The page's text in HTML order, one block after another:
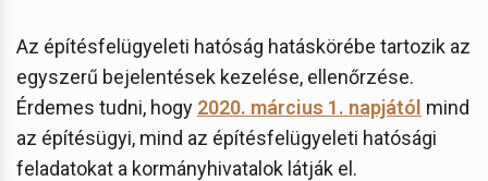
Az építésfelügyeleti hatóság hatáskörébe tartozik az
egyszerű bejelentések kezelése, ellenőrzése.
Érdemes tudni, hogy 2020. március 1. napjától mind
az építésügyi, mind az építésfelügyeleti hatósági
feladatokat a kormányhivatalok látják el.